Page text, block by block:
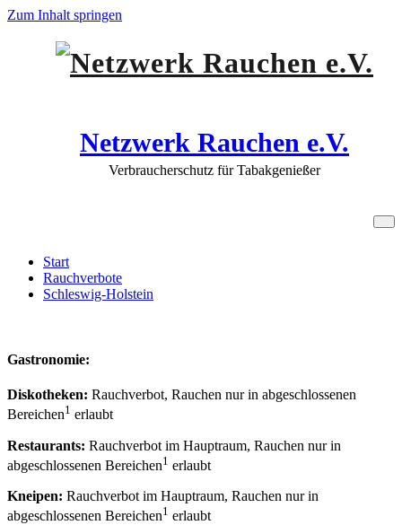
Zum Inhalt springen
Netzwerk Rauchen e.V.
Verbraucherschutz für Tabakgenießer
Start
Rauchverbote
Schleswig-Holstein
Gastronomie:
Diskotheken: Rauchverbot, Rauchen nur in abgeschlossenen
Bereichen1 erlaubt
Restaurants: Rauchverbot im Hauptraum, Rauchen nur in
abgeschlossenen Bereichen1 erlaubt
Kneipen: Rauchverbot im Hauptraum, Rauchen nur in
abgeschlossenen Bereichen1 erlaubt